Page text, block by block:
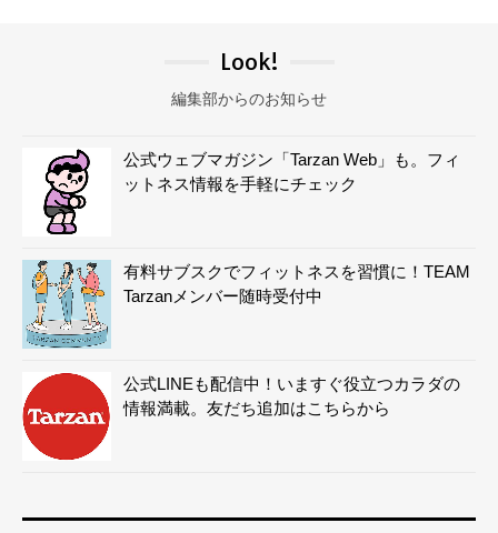
Look!
編集部からのお知らせ
公式ウェブマガジン「Tarzan Web」も。フィ
ットネス情報を手軽にチェック
有料サブスクでフィットネスを習慣に！TEAM
Tarzanメンバー随時受付中
公式LINEも配信中！いますぐ役立つカラダの
情報満載。友だち追加はこちらから